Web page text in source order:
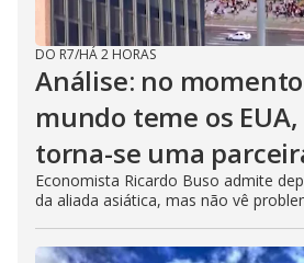
DO R7/HÁ 2 HORAS
Análise: no
mundo teme os
torna-se uma
Economista Ricardo Buso admite
da aliada asiática, mas não vê